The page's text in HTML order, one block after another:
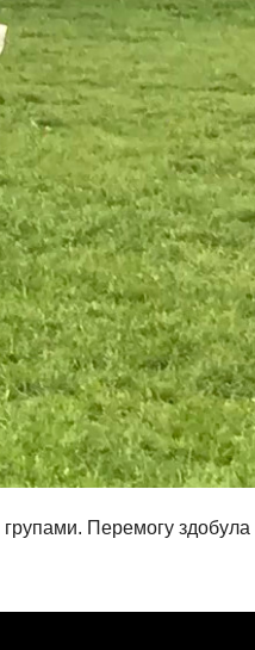
Перемогу здобула